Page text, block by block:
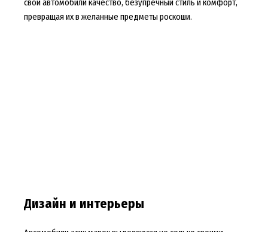
свои автомобили качество, безупречный стиль и комфорт,
превращая их в желанные предметы роскоши.
Дизайн и интерьеры